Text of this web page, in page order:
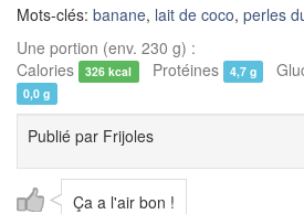
Mots-clés: banane, lait de coco, perles
Une portion (env. 230 g) :
Calories
326 kcal Protéines 4,7 g
0,0 g
Publié par Frijoles
Ça a l'air bon !